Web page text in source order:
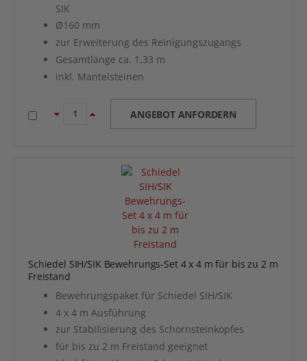
SIK
Ø160 mm
zur Erweiterung des Reinigungszugangs
Gesamtlänge ca. 1,33 m
inkl. Mantelsteinen
ANGEBOT ANFORDERN
Schiedel SIH/SIK Bewehrungs-Set 4 x 4 m für bis zu 2 m
Freistand
Bewehrungspaket für Schiedel SIH/SIK
4 x 4 m Ausführung
zur Stabilisierung des Schornsteinkopfes
für bis zu 2 m Freistand geeignet